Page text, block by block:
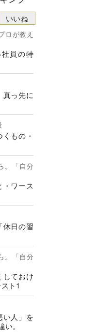
ロが教え
員の特
真っ先に
もの・
。「自分
・ワース
休日の習
。「自分
しておけ
ト1
い人」を
。
いいね